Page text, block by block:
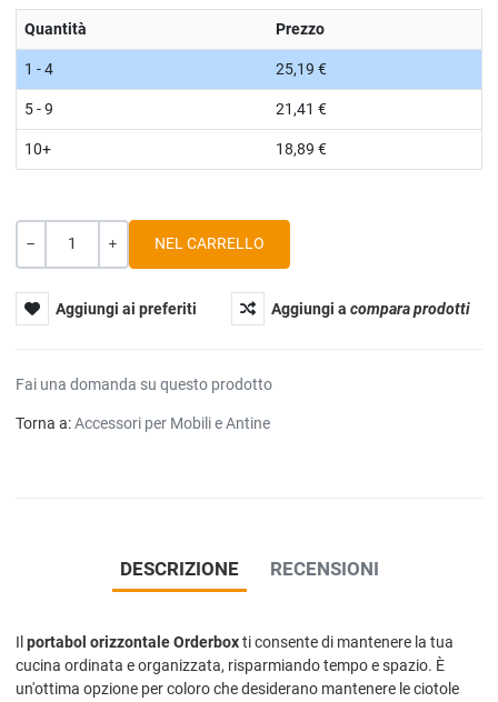
Quantità Prezzo
1 - 4 25,19 €
5 - 9 21,41 €
10+ 18,89 €
Quantità
Aggiungi ai preferiti Aggiungi acompara prodotti
Fai una domanda su questo prodotto
Torna a:Accessori per Mobili e Antine
DESCRIZIONE RECENSIONI
Il portabol orizzontale Orderboxti consente di mantenere la tua
cucina ordinata e organizzata, risparmiando tempo e spazio. È
un'ottima opzione per coloro che desiderano mantenere le ciotole